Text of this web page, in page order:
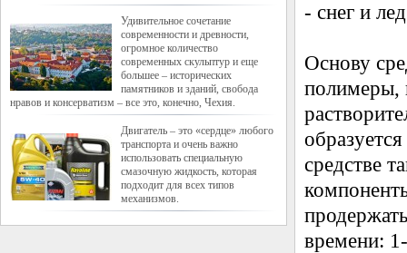
- снег и
Основу
полимеры,
средстве
времени:
Удивительное сочетание
современности и древности,
огромное количество
современных скульптур и еще
большее – исторических
памятников и зданий, свобода
нравов и консерватизм – все это, конечно, Чехия.
Двигатель – это «сердце» любого
транспорта и очень важно
использовать специальную
смазочную жидкость, которая
подходит для всех типов
механизмов.